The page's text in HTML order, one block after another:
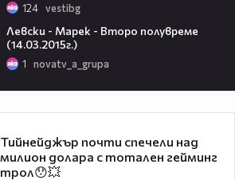
124 vestibg
Левски - Марек - Второ полувреме
(14.03.2015г.)
1 novatv_a_grupa
Тийнейджър почти спечели над
милион долара с тотален гейминг
трол😯💥